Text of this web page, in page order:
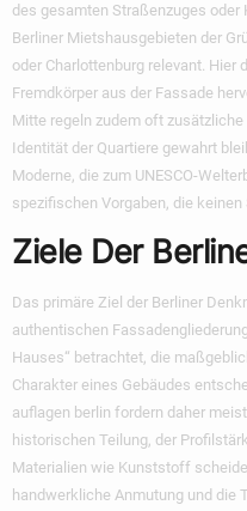
des gesamten Straßenzuges
Berliner Mietshausgebieten der
oder Charlottenburg relevant.
Fremdkörper aus der Fassade
Mitte regeln zudem oft
Identität der Quartiere gewahrt
Moderne, die zum UNESCO-
spezifischen Vorgaben, die
Ziele Der
Das primäre Ziel der Berliner
authentischen
Hauses“ betrachtet, die
Charakter eines Gebäudes
auflagen berlin fordern daher
historischen Teilung, der
Materialien wie Kunststoff
handwerkliche Anmutung und die